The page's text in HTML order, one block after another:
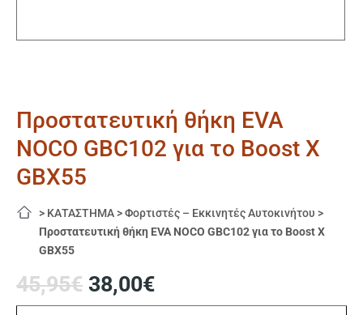
Προστατευτική θήκη EVA
NOCO GBC102 για το Boost X
GBX55
> ΚΑΤΑΣΤΗΜΑ >Φορτιστές – Εκκινητές Αυτοκινήτου >
Προστατευτική θήκη EVA NOCO GBC102 για το Boost X
GBX55
45,95€ Original
price
38,00€Η
τρέχουσα